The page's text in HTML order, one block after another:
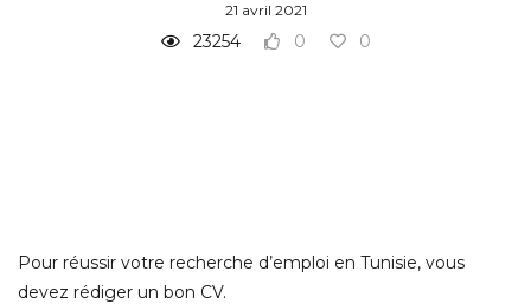
21 avril 2021
23254 0 0
Pour réussir votre recherche d’emploi en Tunisie, vous
devez rédiger un bon CV.